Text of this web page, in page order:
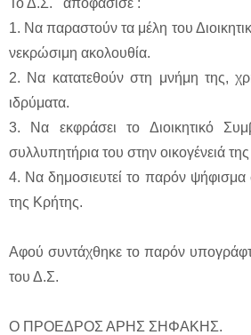
1. Να παραστούν τα μέλη του
νεκρώσιμη ακολουθία.
2. Να κατατεθούν στη μνήμη της,
ιδρύματα.
3. Να εκφράσει το Διοικητικό
συλλυπητήρια του στην οικογένειά της
4. Να δημοσιευτεί το παρόν
της Κρήτης.
Αφού συντάχθηκε το παρόν
του Δ.Σ.
Ο ΠΡΟΕΔΡΟΣ ΑΡΗΣ ΣΗΦΑΚΗΣ.